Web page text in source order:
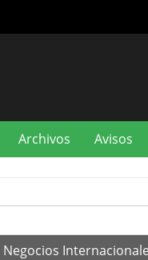
Archivos Avisos
Negocios